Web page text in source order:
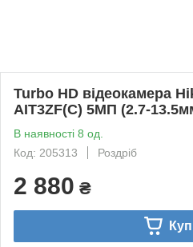
Turbo HD відеокамера
AIT3ZF(C) 5МП (2.7-
В наявності 8 од.
Код: 205313
Роздріб
2 880 ₴